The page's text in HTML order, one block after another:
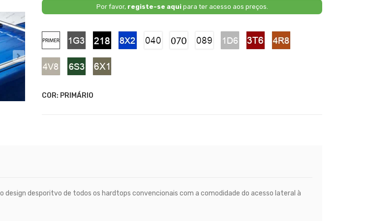
Por favor, registe-se aquipara ter acesso aos preços.
COR: PRIMÁRIO
Primário
1G3
218
8X2
040
070
089
1D6
3T6
-
-
4V8
6S3
design desporitvo de todos os hardtops convencionais com a comodidade do acesso lateral à